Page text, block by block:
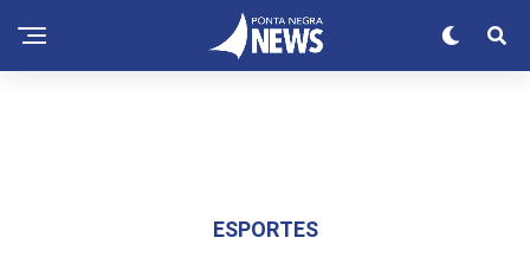
ESPORTES